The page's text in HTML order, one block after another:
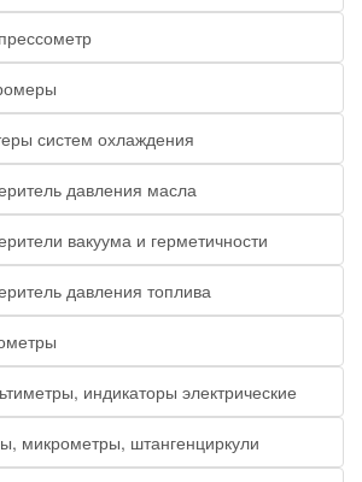
систем охлаждения
давления масла
вакуума и герметичности
давления топлива
индикаторы электрические
микрометры, штангенциркули